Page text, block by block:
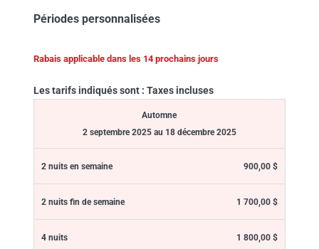
Périodes personnalisées
Rabais applicable dans les 14 prochains jours
Les tarifs indiqués sont : Taxes incluses
Automne
2 septembre 2025 au 18 décembre 2025
900,00 $
1 700,00 $
1 800,00 $